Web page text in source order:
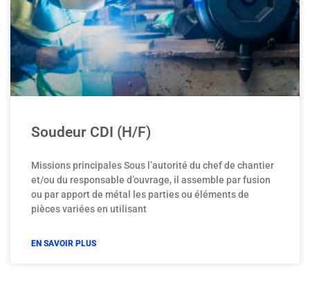
Soudeur CDI (H/F)
Missions principales Sous l’autorité du chef de chantier
et/ou du responsable d’ouvrage, il assemble par fusion
ou par apport de métal les parties ou éléments de
pièces variées en utilisant
EN SAVOIR PLUS